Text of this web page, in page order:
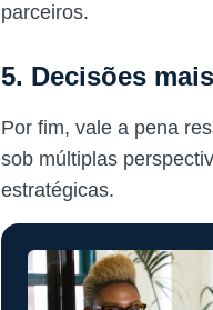
parceiros.
5. Decisões
Por fim, vale a pena
sob múltiplas
estratégicas.